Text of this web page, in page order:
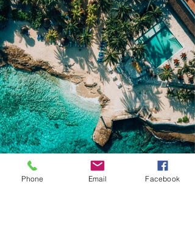
Phone Email Facebook